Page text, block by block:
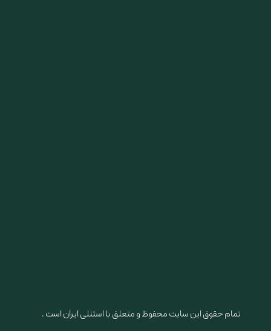
تمام حقوق این سایت محفوظ و متعلق با استنلی ایران است .